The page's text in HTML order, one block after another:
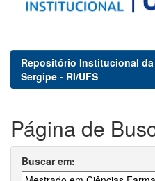
Repositório Institucional
Sergipe - RI/UFS
Página de
Buscar em: